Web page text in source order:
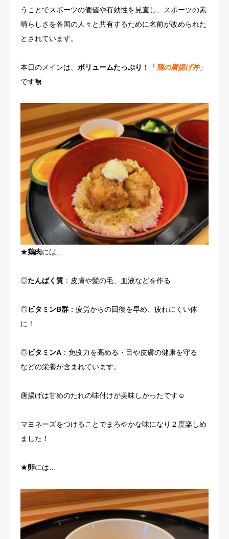
うことでスポーツの価値や有効性を見直し、スポーツの素
晴らしさを各国の人々と共有するために名前が改められた
とされています。
本日のメインは、 ボリュームたっぷり ！「鶏の唐揚げ丼」
です🐔
★鶏肉には…
◎たんぱく質 ：皮膚や髪の毛、血液などを作る
◎ビタミンB群 ：疲労からの回復を早め、疲れにくい体
に！
◎ビタミンA ：免疫力を高める・目や皮膚の健康を守る
などの栄養が含まれています。
唐揚げは甘めのたれの味付けが美味しかったです☺
マヨネーズをつけることでまろやかな味になり２度楽しめ
ました！
★卵には…